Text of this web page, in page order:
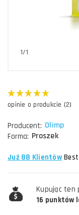
1/1
opinie o produkcie (2)
Producent: Olimp
Forma: Proszek
Już 88 KlientówBest
Kupując ten
16 punktów